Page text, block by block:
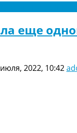
еще
2022, 10:42